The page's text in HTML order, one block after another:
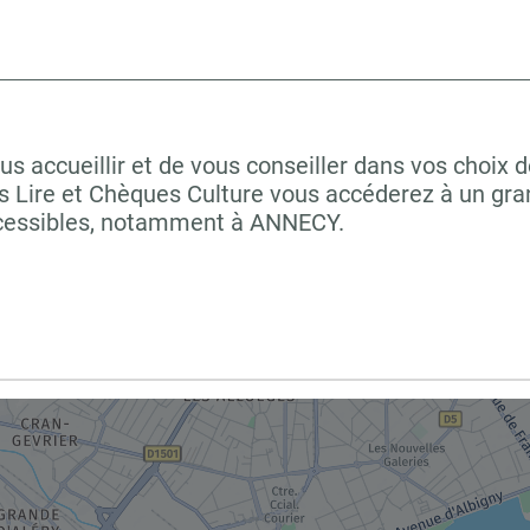
accueillir et de vous conseiller dans vos
et Chèques Culture vous accéderez à un
notamment à ANNECY.